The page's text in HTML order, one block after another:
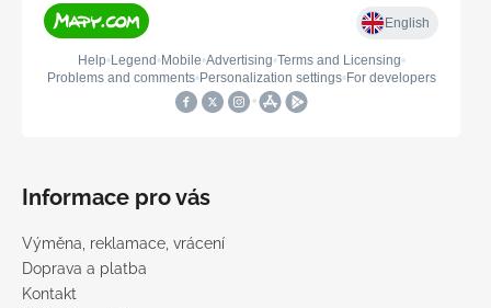
Informace pro vás
Výměna, reklamace, vrácení
Doprava a platba
Kontakt